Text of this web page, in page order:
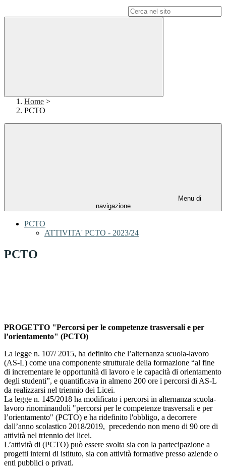
Home >
PCTO
Menu di
navigazione
PCTO
ATTIVITA' PCTO - 2023/24
PCTO
PROGETTO "Percorsi per le competenze trasversali e per
l’orientamento" (PCTO)
La legge n. 107/ 2015, ha definito che l’alternanza scuola-lavoro
(AS-L) come una componente strutturale della formazione “al fine
di incrementare le opportunità di lavoro e le capacità di orientamento
degli studenti”, e quantificava in almeno 200 ore i percorsi di AS-L
da realizzarsi nel triennio dei Licei.
La legge n. 145/2018 ha modificato i percorsi in alternanza scuola-
lavoro rinominandoli "percorsi per le competenze trasversali e per
l’orientamento" (PCTO) e ha ridefinito l'obbligo, a decorrere
dall’anno scolastico 2018/2019, precedendo non meno di 90 ore di
attività nel triennio dei licei.
L’attività di (PCTO) può essere svolta sia con la partecipazione a
progetti interni di istituto, sia con attività formative presso aziende o
enti pubblici o privati.